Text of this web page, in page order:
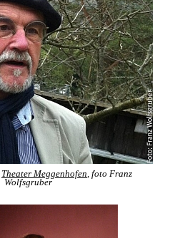
Theater Meggenhofen, foto Franz
Wolfsgruber